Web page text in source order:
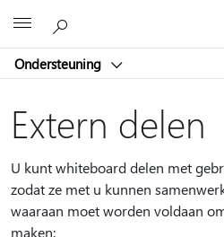
Ondersteuning
Extern delen
U kunt whiteboard delen met
zodat ze met u kunnen
waaraan moet worden voldaan
maken: